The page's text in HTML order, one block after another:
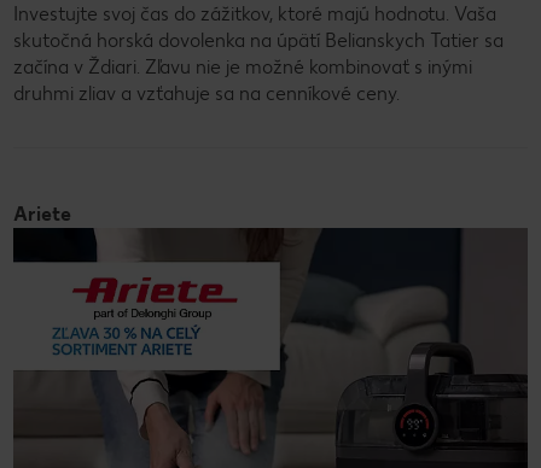
Investujte svoj čas do zážitkov, ktoré majú hodnotu. Vaša
skutočná horská dovolenka na úpätí Belianskych Tatier sa
začína v Ždiari. Zľavu nie je možné kombinovať s inými
druhmi zliav a vzťahuje sa na cenníkové ceny.
Ariete